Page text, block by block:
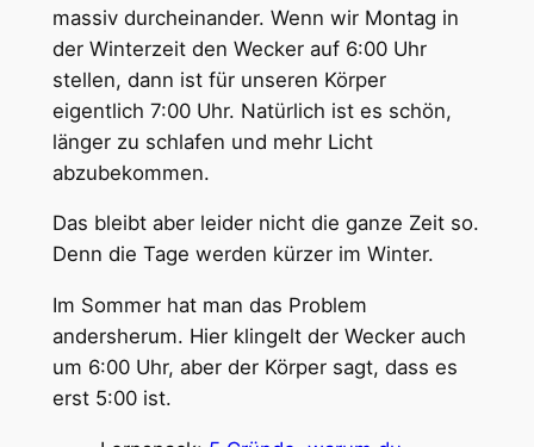
massiv durcheinander. Wenn wir Montag in
der Winterzeit den Wecker auf 6:00 Uhr
stellen, dann ist für unseren Körper
eigentlich 7:00 Uhr. Natürlich ist es schön,
länger zu schlafen und mehr Licht
abzubekommen.
Das bleibt aber leider nicht die ganze Zeit so.
Denn die Tage werden kürzer im Winter.
Im Sommer hat man das Problem
andersherum. Hier klingelt der Wecker auch
um 6:00 Uhr, aber der Körper sagt, dass es
erst 5:00 ist.